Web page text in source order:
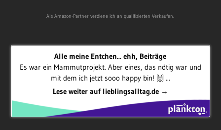
Als Amazon-Partner verdiene ich an qualifizierten Verkäufen.
Alle meine Entchen... ehh, Beiträge
Es war ein Mammutprojekt. Aber eines, das nötig war und
mit dem ich jetzt sooo happy bin! 🙌 ...
Lese weiter auf lieblingsalltag.de →